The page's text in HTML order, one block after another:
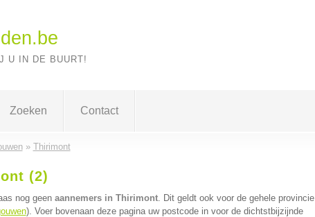
U IN DE BUURT!
Zoeken Contact
» Thirimont
(2)
nog geen aannemers in Thirimont. Dit geldt ook voor de gehele provincie
). Voer bovenaan deze pagina uw postcode in voor de dichtstbijzijnde